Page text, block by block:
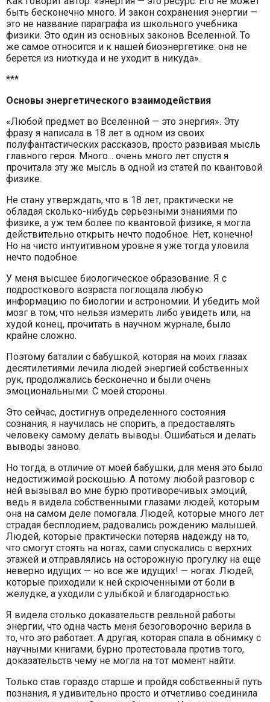
быть бесконечно много. И закон сохранения энергии —
это не название параграфа из школьного учебника
физики. Это один из основных законов Вселенной. То
же самое относится и к нашей биоэнергетике: она не
берется из ниоткуда и не уходит в никуда».
***
Основы энергетического взаимодействия
«Любой предмет во Вселенной — это энергия». Эту
фразу я написала в 18 лет в одном из своих
полуфантастических рассказов, просто развивая мысль
главного героя. Много... очень много лет спустя я
прочитала эту же мысль в одной из статей по квантовой
физике.
Не стану утверждать, что в 18 лет, практически не
обладая сколько-нибудь серьезными знаниями по
физике, а уж тем более по квантовой физике, я могла
действительно открыть нечто подобное. Нет, конечно!
Но на чисто интуитивном уровне я уже тогда уловила
нечто подобное.
У меня высшее биологическое образование. Я с
подросткового возраста поглощала любую
информацию по биологии и астрономии. И убедить мой
мозг в том, что нельзя измерить либо увидеть или, на
худой конец, прочитать в научном журнале, было
крайне сложно.
Поэтому баталии с бабушкой, которая на моих глазах
десятилетиями лечила людей энергией собственных
рук, продолжались бесконечно и были очень
эмоциональными. С моей стороны.
Это сейчас, достигнув определенного состояния
сознания, я научилась не спорить, а предоставлять
человеку самому делать выводы. Ошибаться и делать
выводы заново.
Но тогда, в отличие от моей бабушки, для меня это было
недостижимой роскошью. А потому любой разговор с
ней вызывал во мне бурю противоречивых эмоций,
ведь я видела собственными глазами людей, которым
она на самом деле помогала. Людей, которые много лет
страдая бесплодием, радовались рождению малышей.
Людей, которые практически потеряв надежду на то,
что смогут стоять на ногах, сами спускались с верхних
этажей и отправлялись на осторожную прогулку на еще
неверно идущих — но все же идущих! — ногах. Людей,
которые приходили к ней скрюченными от боли в
желудке, а уходили с улыбкой и благодарностью.
Я видела столько доказательств реальной работы
энергии, что одна часть меня безоговорочно верила в
то, что это работает. А другая, которая спала в обнимку с
научными книгами, бурно протестовала против того,
доказательств чему не могла на тот момент найти.
Только став гораздо старше и пройдя собственный путь
познания, я удивительно просто и отчетливо соединила